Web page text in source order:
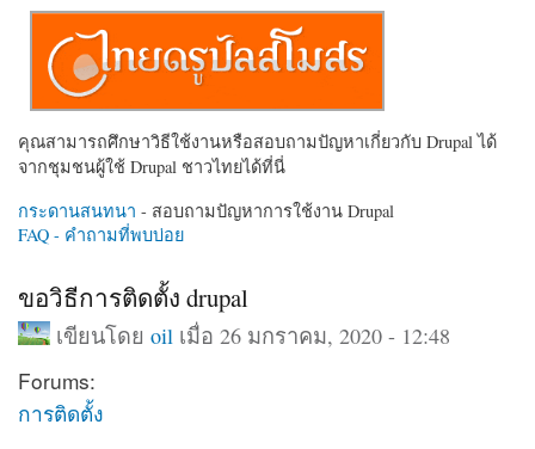
คุณสามารถศึกษาวิธีใช้งานหรือสอบถามปัญหาเกี่ยวกับ Drupal ได้
จากชุมชนผู้ใช้ Drupal ชาวไทยได้ที่นี่
กระดานสนทนา - สอบถามปัญหาการใช้งาน Drupal
FAQ - คำถามที่พบบ่อย
ขอวิธีการติดตั้ง drupal
เขียนโดย oil เมื่อ 26 มกราคม, 2020 - 12:48
Forums:
การติดตั้ง